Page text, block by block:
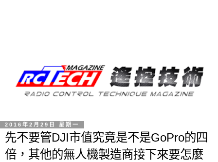
2016年2月29日 星期一
先不要管DJI市值究竟是不是GoPro的四
倍，其他的無人機製造商接下來要怎麼